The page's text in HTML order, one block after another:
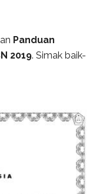
Panduan
2019. Simak baik-